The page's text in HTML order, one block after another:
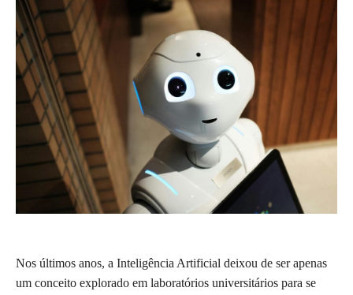
Nos últimos anos, a Inteligência Artificial deixou de ser apenas
um conceito explorado em laboratórios universitários para se